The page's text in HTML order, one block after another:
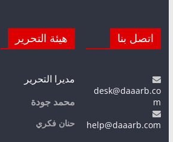
اتصل بنا
desk@daaarb.co
m
help@daaarb.com
هيئة التحرير
مديرا التحرير
محمد جودة
حنان فكري